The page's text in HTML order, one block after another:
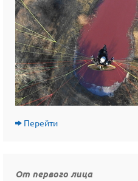
Перейти
От первого лица